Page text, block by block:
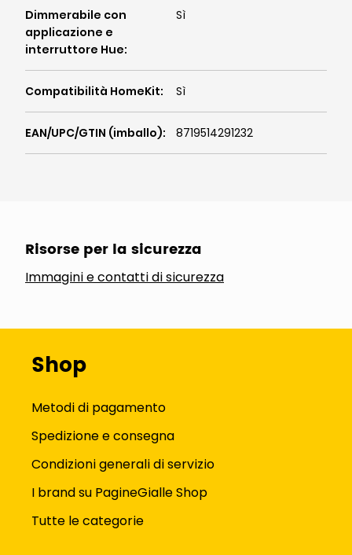
Dimmerabile con
applicazione e
interruttore Hue:
Sì
Compatibilità HomeKit: Sì
EAN/UPC/GTIN (imballo): 8719514291232
Risorse per la sicurezza
Immagini e contatti di sicurezza
Shop
Metodi di pagamento
Spedizione e consegna
Condizioni generali di servizio
I brand su PagineGialle Shop
Tutte le categorie